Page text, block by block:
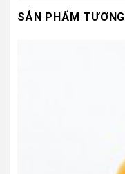
SẢN PHẨM